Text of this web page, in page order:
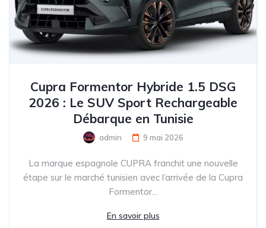
Cupra Formentor Hybride 1.5 DSG
2026 : Le SUV Sport Rechargeable
Débarque en Tunisie
admin 9 mai 2026
La marque espagnole CUPRA franchit une nouvelle
étape sur le marché tunisien avec l’arrivée de la Cupra
Formentor...
En savoir plus